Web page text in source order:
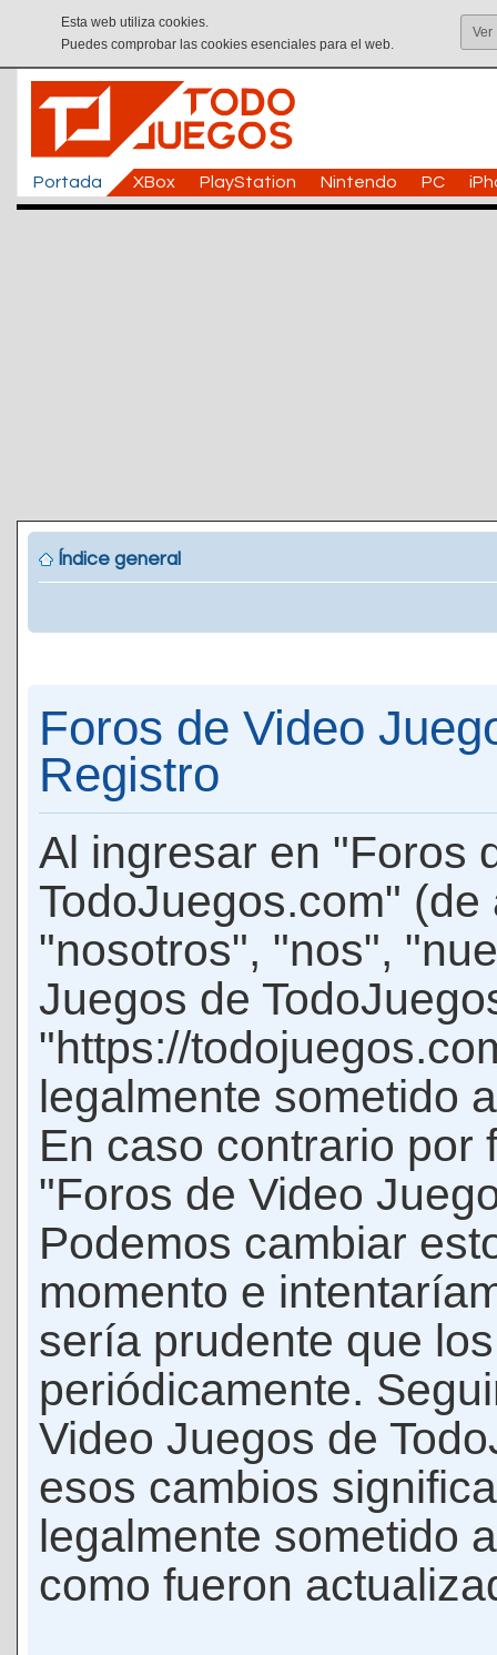
Esta web utiliza cookies.
Puedes comprobar las cookies esenciales para el web.
Ver
Portada XBox PlayStation Nintendo PC
Índice general
Foros de Video
Registro
Al ingresar en "Foros
TodoJuegos.com"
"nosotros", "nos",
Juegos de
"https://
legalmente sometido
En caso contrario por
"Foros de Video
Podemos cambiar
momento e
sería prudente que
periódicamente.
Video Juegos de
esos cambios
legalmente sometido
como fueron